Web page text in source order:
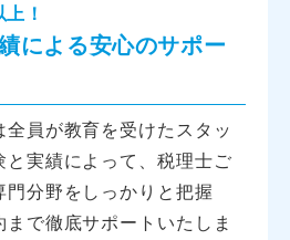
！
による安心のサポー
員が教育を受けたスタッ
実績によって、税理士ご
分野をしっかりと把握
で徹底サポートいたしま